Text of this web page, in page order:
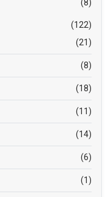
(8)
(122)
(21)
(8)
(18)
(11)
(14)
(6)
(1)